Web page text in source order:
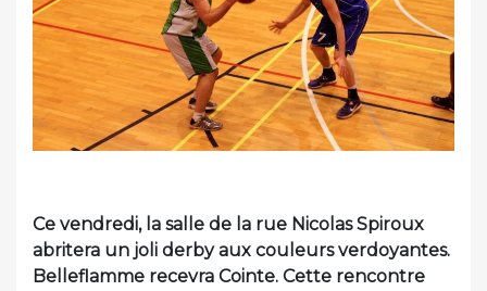
Ce vendredi, la salle de la rue Nicolas Spiroux
abritera un joli derby aux couleurs verdoyantes.
Belleflamme recevra Cointe. Cette rencontre